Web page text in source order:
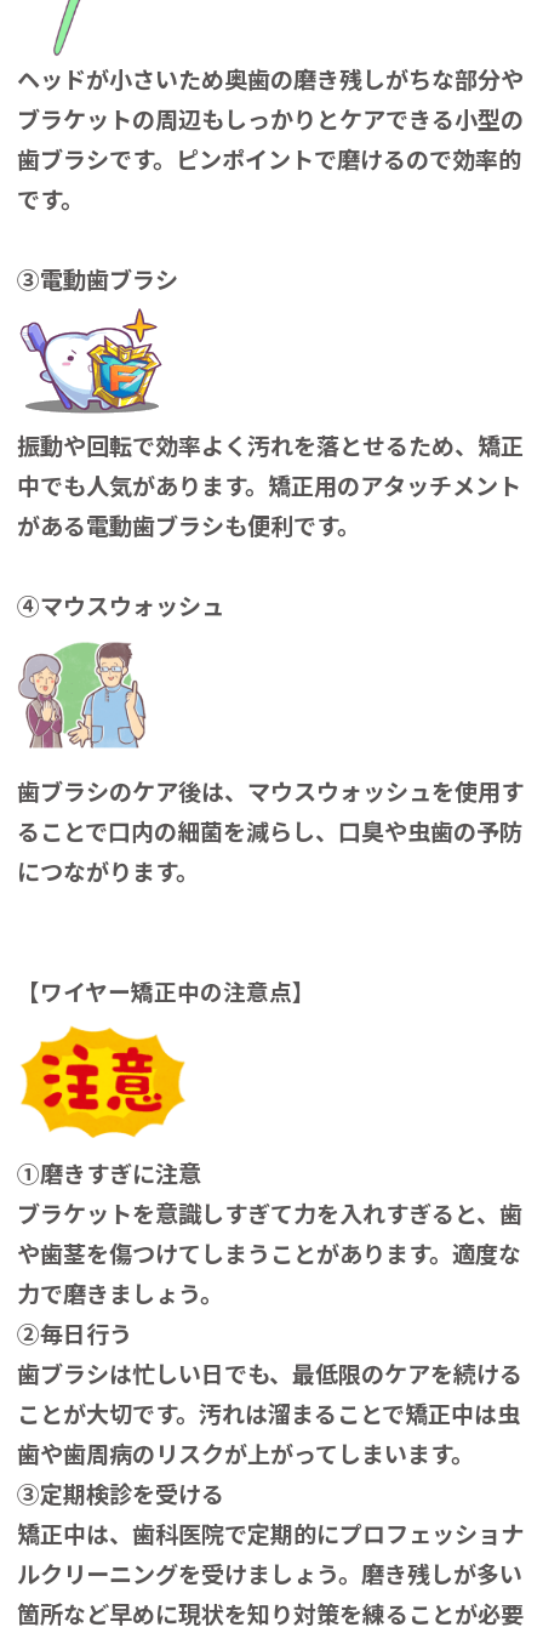
ヘッドが小さいため奥歯の磨き残しがちな部分や
ブラケットの周辺もしっかりとケアできる小型の
歯ブラシです。ピンポイントで磨けるので効率的
です。
③電動歯ブラシ
振動や回転で効率よく汚れを落とせるため、矯正
中でも人気があります。矯正用のアタッチメント
がある電動歯ブラシも便利です。
④マウスウォッシュ
歯ブラシのケア後は、マウスウォッシュを使用す
ることで口内の細菌を減らし、口臭や虫歯の予防
につながります。
【ワイヤー矯正中の注意点】
①磨きすぎに注意
ブラケットを意識しすぎて力を入れすぎると、歯
や歯茎を傷つけてしまうことがあります。適度な
力で磨きましょう。
②毎日行う
歯ブラシは忙しい日でも、最低限のケアを続ける
ことが大切です。汚れは溜まることで矯正中は虫
歯や歯周病のリスクが上がってしまいます。
③定期検診を受ける
矯正中は、歯科医院で定期的にプロフェッショナ
ルクリーニングを受けましょう。磨き残しが多い
箇所など早めに現状を知り対策を練ることが必要